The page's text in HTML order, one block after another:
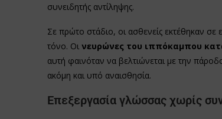
συνειδητής αντίληψης.
Σε πρώτο στάδιο, οι ασθενείς εκτέθηκαν
τόνο. Οι νευρώνες του ιππόκαμπου
αυτή φαινόταν να βελτιώνεται με την
ακόμη και υπό αναισθησία.
Επεξεργασία γλώσσας χωρίς